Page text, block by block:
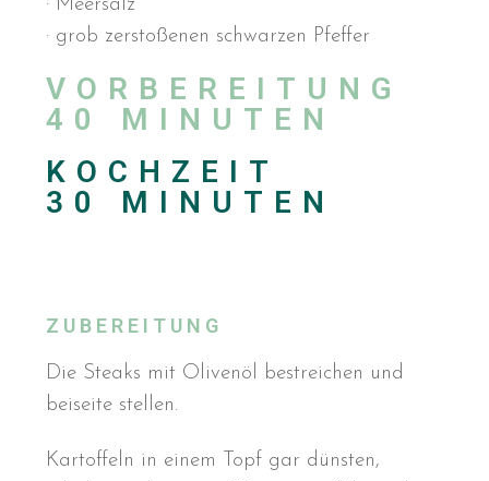
· Meersalz
· grob zerstoßenen schwarzen Pfeffer
VORBEREITUNG
40 MINUTEN
KOCHZEIT
30 MINUTEN
ZUBEREITUNG
Die Steaks mit Olivenöl bestreichen und
beiseite stellen.
Kartoffeln in einem Topf gar dünsten,